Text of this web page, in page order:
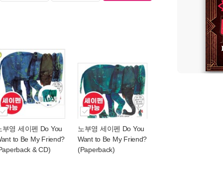
부영 세이펜 Do You
to Be My Friend?
& CD)
노부영 세이펜 Do You
Want to Be My Friend?
(Paperback)